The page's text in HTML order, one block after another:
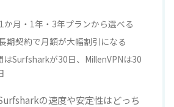
か月・1年・3年プランから選べる
期契約で月額が大幅割引になる
はSurfsharkが30日、MillenVPNは30
の速度や安定性はどっち